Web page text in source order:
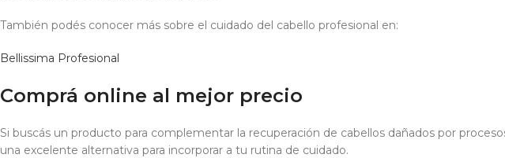
También podés conocer más sobre el cuidado del cabello profesional en:
Bellissima Profesional
Comprá online al mejor precio
Si buscás un producto para complementar la recuperación de cabellos dañados por
una excelente alternativa para incorporar a tu rutina de cuidado.